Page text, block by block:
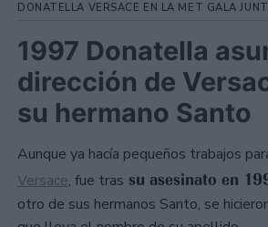
DONATELLA VERSACE EN LA MET GALA
1997 Donatella
dirección de
su hermano Santo
Aunque ya hacía pequeños trabajos
Versace, fue tras su asesinato en
otro de sus hermanos Santo, se